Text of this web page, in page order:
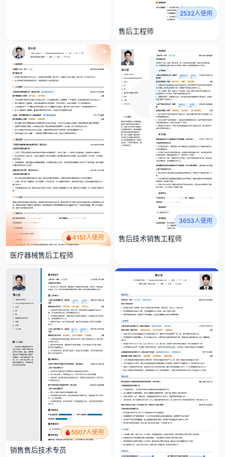
2532人使用
售后工程师
4151人使用
医疗器械售后工程师
3653人使用
售后技术销售工程师
5507人使用
销售售后技术专员